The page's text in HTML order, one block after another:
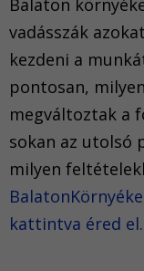
Balaton
vadásszák
kezdeni a
pontosan,
megváltoztak a
sokan az utolsó
milyen
kattintva éred el.